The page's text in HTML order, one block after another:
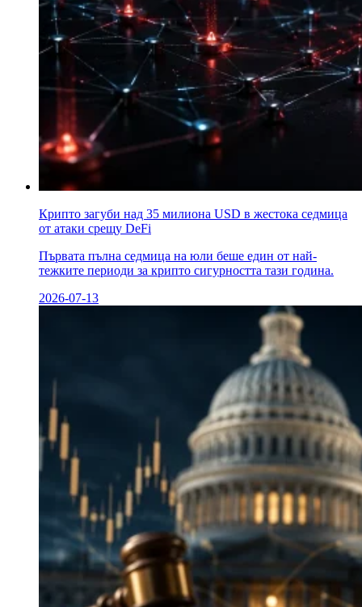
Крипто загуби над 35 милиона USD в жестока седмица
от атаки срещу DeFi
Първата пълна седмица на юли беше един от най-
тежките периоди за крипто сигурността тази година.
2026-07-13